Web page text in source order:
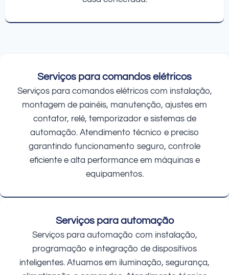
Serviços para comandos elétricos
Serviços para comandos elétricos com instalação,
montagem de painéis, manutenção, ajustes em
contator, relé, temporizador e sistemas de
automação. Atendimento técnico e preciso
garantindo funcionamento seguro, controle
eficiente e alta performance em máquinas e
equipamentos.
Serviços para automação
Serviços para automação com instalação,
programação e integração de dispositivos
inteligentes. Atuamos em iluminação, segurança,